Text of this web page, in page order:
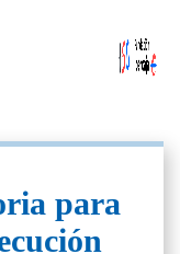
para